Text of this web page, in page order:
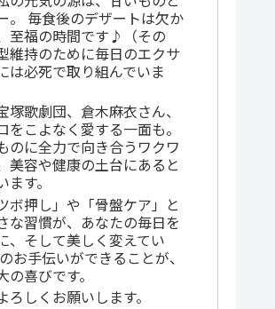
。 毎食後のデザートは欠か
至福の時間です♪（その
維持のために毎日のエクサ
は必死で取り組んでいま
塚歌劇団、倉木麻衣さん、
をこよなく愛する一面も。
のに全力で向き合うワクワ
美容や健康の土台にあると
す。
ボ押し」や「骨盤ケア」と
な習慣が、あなたの毎日を
、そして美しく変えてい
お手伝いができることが、
の喜びです。
ろしくお願いします。